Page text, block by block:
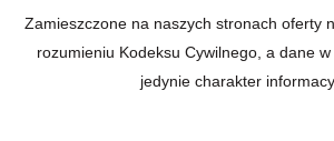
Zamieszczone na naszych stronach oferty
rozumieniu Kodeksu Cywilnego, a dane
jedynie charakter